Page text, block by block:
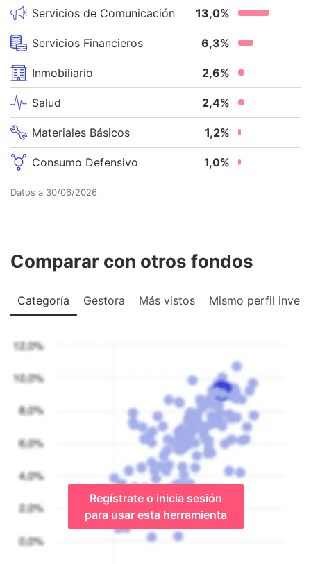
Servicios de Comunicación 13,0%
Servicios Financieros 6,3%
Inmobiliario 2,6%
Salud 2,4%
Materiales Básicos 1,2%
Consumo Defensivo 1,0%
Datos a 30/06/2026
Comparar con otros fondos
Categoría Gestora Más vistos Mismo perfil
Regístrate o inicia sesión
para usar esta herramienta